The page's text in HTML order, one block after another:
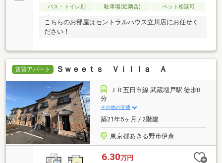
バス・トイレ別
駐車場(近隣含) ペット相談可
こちらのお部屋はセントラルハウス立川店にお任せく
ださい！
賃貸アパート Ｓｗｅｅｔｓ Ｖｉｌｌａ Ａ
ＪＲ五日市線 武蔵増戸駅 徒歩8
分
その他の交通
築21年5ヶ月 / 2階建
東京都あきる野市伊奈
6.30万円